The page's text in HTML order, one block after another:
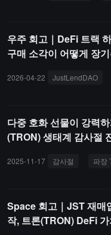
우주 회고｜DeFi 트랙
구매 소각이 어떻게 장
2026-04-22 JustLendDAO
다중 호화 선물이 강력
(TRON) 생태계 감사절
2025-11-17 감사절 파장
Space 회고｜JST 재매
작, 트론(TRON) DeFi